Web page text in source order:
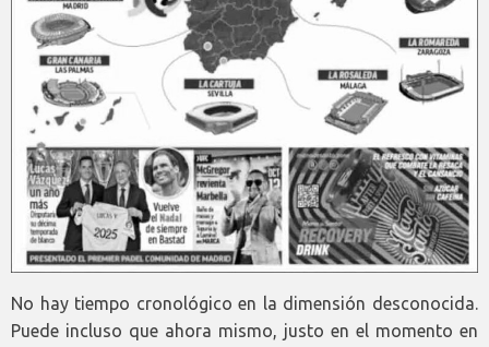
No hay tiempo cronológico en la dimensión desconocida.
Puede incluso que ahora mismo, justo en el momento en